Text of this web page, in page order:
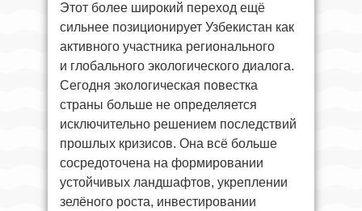
Этот более широкий переход ещё
сильнее позиционирует Узбекистан как
активного участника регионального
и глобального экологического диалога.
Сегодня экологическая повестка
страны больше не определяется
исключительно решением последствий
прошлых кризисов. Она всё больше
сосредоточена на формировании
устойчивых ландшафтов, укреплении
зелёного роста, инвестировании